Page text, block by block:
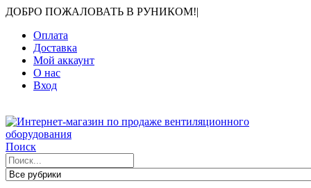
ДОБРО ПОЖАЛОВАТЬ В РУНИКОМ!|
Оплата
Доставка
Мой аккаунт
О нас
Вход
Поиск